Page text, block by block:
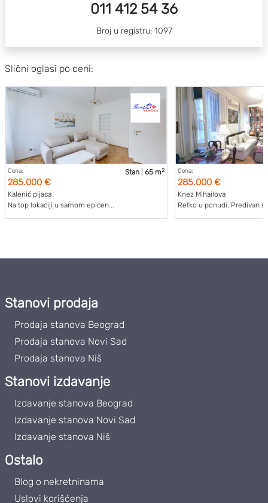
011 412 54 36
Broj u registru: 1097
Slični oglasi po ceni:
Cena:
285.000 €
Stan 65 m2
Kalenić pijaca
Na top lokaciji u samom epicen...
Cena:
285.000 €
Knez Mihailova
Retko u ponudi. Predivan
Stanovi prodaja
Prodaja stanova Beograd
Prodaja stanova Novi Sad
Prodaja stanova Niš
Stanovi izdavanje
Izdavanje stanova Beograd
Izdavanje stanova Novi Sad
Izdavanje stanova Niš
Ostalo
Blog o nekretninama
Uslovi korišćenja